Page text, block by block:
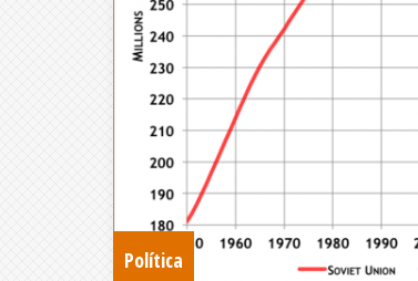
Política